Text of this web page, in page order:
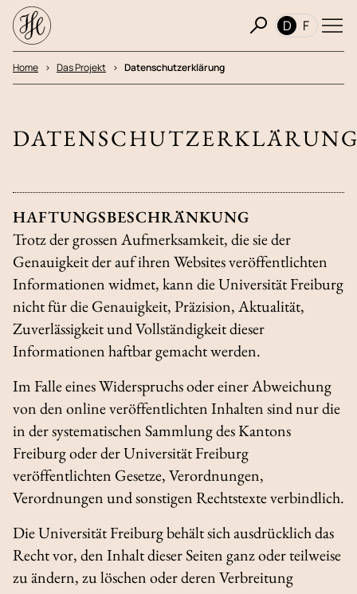
D F
Home Das Projekt Datenschutzerklärung
HAFTUNGSBESCHRÄNKUNG
Trotz der grossen Aufmerksamkeit, die sie der
Genauigkeit der auf ihren Websites veröffentlichten
Informationen widmet, kann die Universität Freiburg
nicht für die Genauigkeit, Präzision, Aktualität,
Zuverlässigkeit und Vollständigkeit dieser
Informationen haftbar gemacht werden.
Im Falle eines Widerspruchs oder einer Abweichung
von den online veröffentlichten Inhalten sind nur die
in der systematischen Sammlung des Kantons
Freiburg oder der Universität Freiburg
veröffentlichten Gesetze, Verordnungen,
Verordnungen und sonstigen Rechtstexte verbindlich.
Die Universität Freiburg behält sich ausdrücklich das
Recht vor, den Inhalt dieser Seiten ganz oder teilweise
zu ändern, zu löschen oder deren Verbreitung